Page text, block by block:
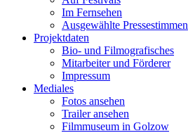
Im Fernsehen
Ausgewählte Pressestimmen
Projektdaten
Bio- und Filmografisches
Mitarbeiter und Förderer
Impressum
Mediales
Fotos ansehen
Trailer ansehen
Filmmuseum in Golzow